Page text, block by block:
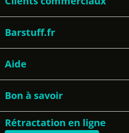
Barstuff.fr
Aide
Bon à savoir
Rétractation en ligne